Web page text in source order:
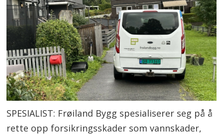
SPESIALIST: Frøiland Bygg spesialiserer seg på å
rette opp forsikringsskader som vannskader,